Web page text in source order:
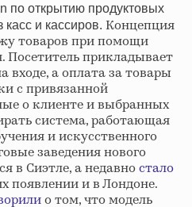
по открытию продуктовых
и кассиров. Концепция
товаров при помощи
Посетитель прикладывает
входе, а оплата за товары
с привязанной
о клиенте и выбранных
система, работающая
и искусственного
заведения нового
в Сиэтле, а недавностало
появлении и в Лондоне.
о том, что модель